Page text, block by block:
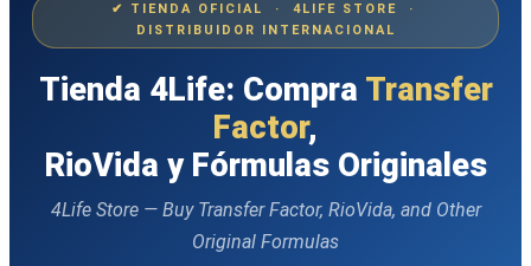
✔ TIENDA OFICIAL · 4LIFE STORE ·
DISTRIBUIDOR INTERNACIONAL
Tienda 4Life: Compra Transfer
Factor,
RioVida y Fórmulas Originales
4Life Store — Buy Transfer Factor, RioVida, and Other
Original Formulas